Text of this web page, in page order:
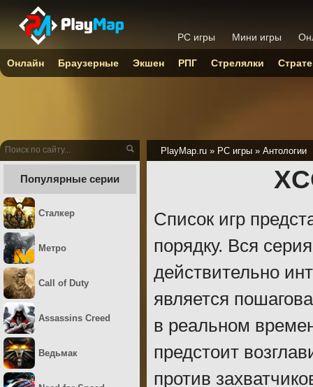
PlayMap.ru » PC игры » Антологии
Список игр
порядку. Вся
действительно
является
в реальном
предстоит
против
Популярные серии
Сталкер
Метро
Call of Duty
Assassins Creed
Ведьмак
PC игры Мини игры
Онлайн Браузерные Экшен РПГ Стрелялки